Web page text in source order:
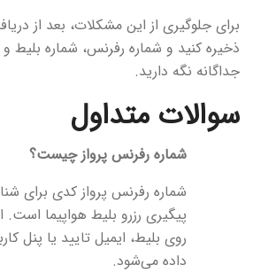
برای جلوگیری از این مشکلات، بعد از
ذخیره کنید و شماره رفرنس، شماره بلیط
جداگانه نگه دارید.
سوالات متداول
شماره رفرنس پرواز چیست؟
شماره رفرنس پرواز کدی برای
پیگیری رزرو بلیط هواپیما است.
روی بلیط، ایمیل تایید یا پنل
داده می‌شود.